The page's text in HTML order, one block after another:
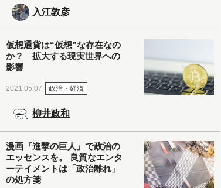
入江敦彦
仮想通貨は“仮想”な存在なの
か？ 拡大する現実世界への
影響
2021.05.07 政治・経済
柳井政和
漫画『進撃の巨人』で政治の
エッセンスを。 良質なエンタ
ーテイメントは「政治離れ」
の処方箋